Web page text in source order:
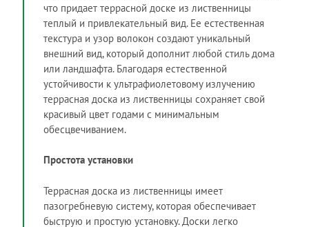
что придает террасной доске из лиственницы
теплый и привлекательный вид. Ее естественная
текстура и узор волокон создают уникальный
внешний вид, который дополнит любой стиль дома
или ландшафта. Благодаря естественной
устойчивости к ультрафиолетовому излучению
террасная доска из лиственницы сохраняет свой
красивый цвет годами с минимальным
обесцвечиванием.
Простота установки
Террасная доска из лиственницы имеет
пазогребневую систему, которая обеспечивает
быструю и простую установку. Доски легко